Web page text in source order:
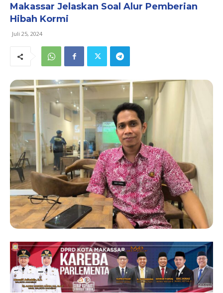
Makassar Jelaskan Soal Alur Pemberian
Hibah Kormi
Juli 25, 2024